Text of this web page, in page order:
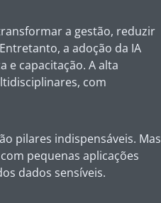
a gestão, reduzir
a adoção da IA
e capacitação. A alta
com
pilares indispensáveis. Mas
pequenas aplicações
dados sensíveis.